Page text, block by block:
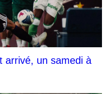
arrivé, un samedi à